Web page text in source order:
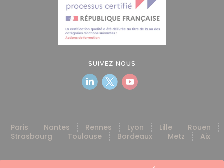
SUIVEZ NOUS
Paris Nantes Rennes Lyon Lille
Rouen
Strasbourg
Toulouse Bordeaux Metz Aix